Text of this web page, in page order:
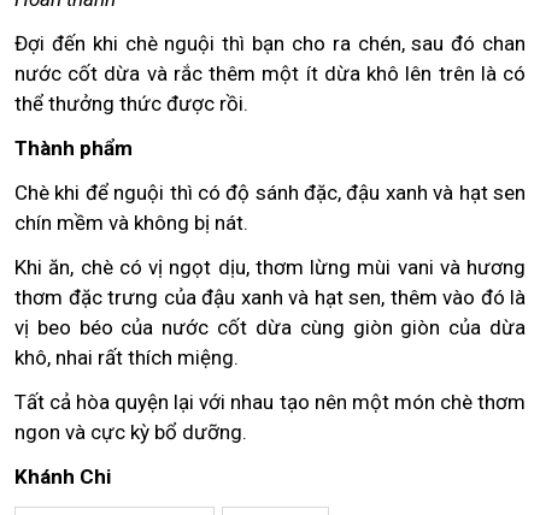
Đợi đến khi chè nguội thì bạn cho ra chén, sau đó chan
nước cốt dừa và rắc thêm một ít dừa khô lên trên là có
thể thưởng thức được rồi.
Thành phẩm
Chè khi để nguội thì có độ sánh đặc, đậu xanh và hạt sen
chín mềm và không bị nát.
Khi ăn, chè có vị ngọt dịu, thơm lừng mùi vani và hương
thơm đặc trưng của đậu xanh và hạt sen, thêm vào đó là
vị beo béo của nước cốt dừa cùng giòn giòn của dừa
khô, nhai rất thích miệng.
Tất cả hòa quyện lại với nhau tạo nên một món chè thơm
ngon và cực kỳ bổ dưỡng.
Khánh Chi